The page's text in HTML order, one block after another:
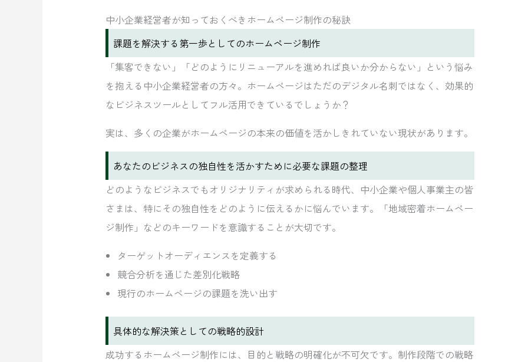
中小企業経営者が知っておくべきホームページ制作の秘訣
課題を解決する第一歩としてのホームページ制作
「集客できない」「どのようにリニューアルを進めれば良いか分からない」という悩み
を抱える中小企業経営者の方々。ホームページはただのデジタル名刺ではなく、効果的
なビジネスツールとしてフル活用できているでしょうか？
実は、多くの企業がホームページの本来の価値を活かしきれていない現状があります。
あなたのビジネスの独自性を活かすために必要な課題の整理
どのようなビジネスでもオリジナリティが求められる時代、中小企業や個人事業主の皆
さまは、特にその独自性をどのように伝えるかに悩んでいます。「地域密着ホームペー
ジ制作」などのキーワードを意識することが大切です。
ターゲットオーディエンスを定義する
競合分析を通じた差別化戦略
現行のホームページの課題を洗い出す
具体的な解決策としての戦略的設計
成功するホームページ制作には、目的と戦略の明確化が不可欠です。制作段階での戦略